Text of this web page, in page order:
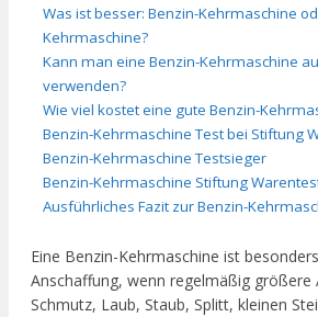
Was ist besser: Benzin-Kehrmaschine
Kehrmaschine?
Kann man eine Benzin-Kehrmaschine
verwenden?
Wie viel kostet eine gute Benzin-
Benzin-Kehrmaschine Test bei Stiftung
Benzin-Kehrmaschine Testsieger
Benzin-Kehrmaschine Stiftung
Ausführliches Fazit zur Benzin-
Eine Benzin-Kehrmaschine ist
Anschaffung, wenn regelmäßig größere
Schmutz, Laub, Staub, Splitt, kleinen